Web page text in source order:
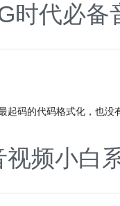
时代必
起码的代码格式化，也没
视频小白